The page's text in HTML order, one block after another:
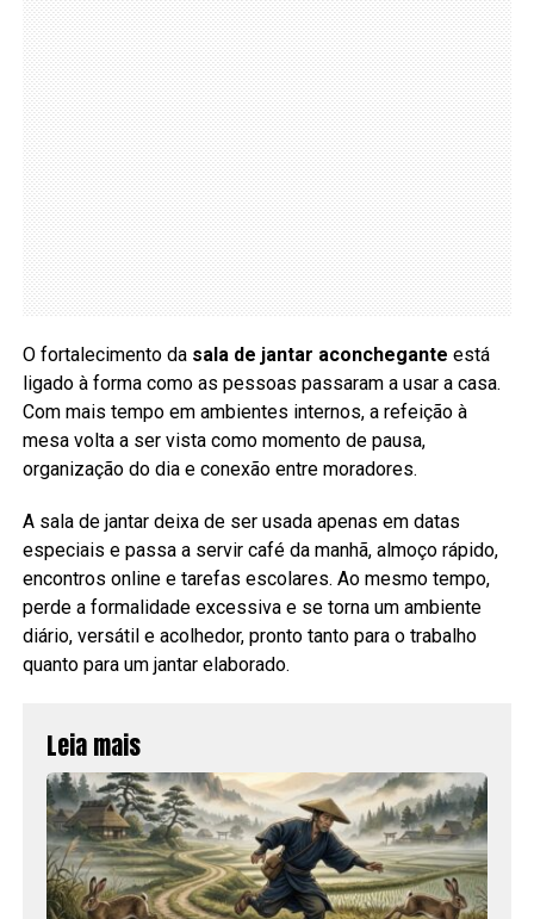
O fortalecimento da sala de jantar aconchegante está
ligado à forma como as pessoas passaram a usar a casa.
Com mais tempo em ambientes internos, a refeição à
mesa volta a ser vista como momento de pausa,
organização do dia e conexão entre moradores.
A sala de jantar deixa de ser usada apenas em datas
especiais e passa a servir café da manhã, almoço rápido,
encontros online e tarefas escolares. Ao mesmo tempo,
perde a formalidade excessiva e se torna um ambiente
diário, versátil e acolhedor, pronto tanto para o trabalho
quanto para um jantar elaborado.
Leia mais